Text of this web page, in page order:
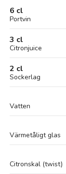
6 cl
Portvin
3 cl
Citronjuice
2 cl
Sockerlag
Vatten
Värmetåligt glas
Citronskal (twist)